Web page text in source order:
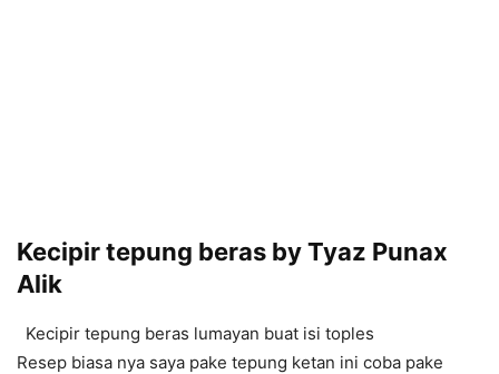
Kecipir tepung beras by Tyaz Punax
Alik
Kecipir tepung beras lumayan buat isi toples
Resep biasa nya saya pake tepung ketan ini coba pake